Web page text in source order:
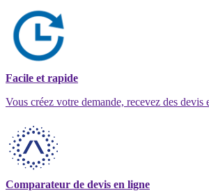
Facile et rapide
Vous créez votre demande, recevez des
Comparateur de devis en ligne